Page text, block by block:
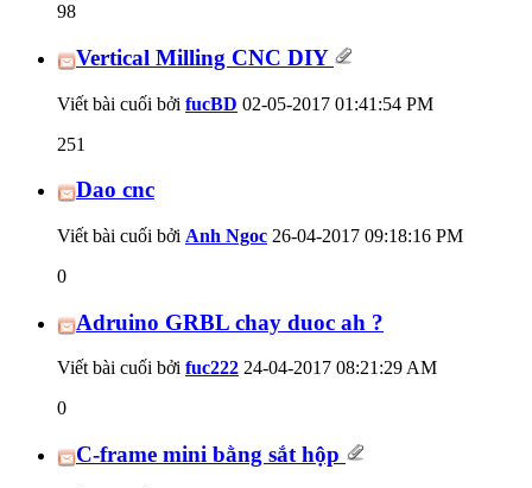
98
Vertical Milling CNC DIY
Viết bài cuối bởi fucBD 02-05-2017 01:41:54 PM
251
Dao cnc
Viết bài cuối bởi Anh Ngoc 26-04-2017 09:18:16 PM
0
Adruino GRBL chay duoc ah ?
Viết bài cuối bởi fuc222 24-04-2017 08:21:29 AM
0
C-frame mini bằng sắt hộp